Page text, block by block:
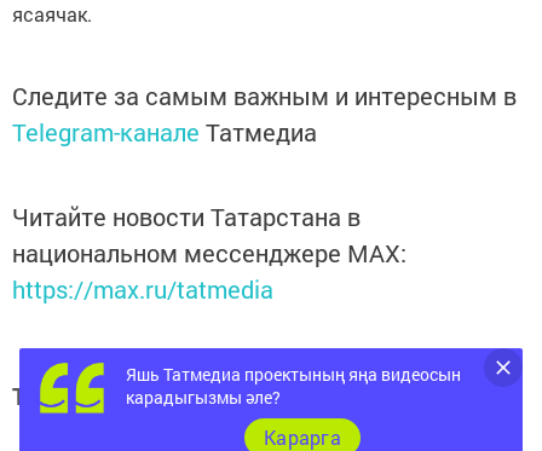
ясаячак.
Следите за самым важным и интересным в
Telegram-канале Татмедиа
Читайте новости Татарстана в
национальном мессенджере MАХ:
https://max.ru/tatmedia
Теги:
МЕНДЕЛЕЕВСК ЯНАЛЫКЛАРЫ
Яшь Татмедиа проектының яңа видеосын
карадыгызмы әле?
Карарга